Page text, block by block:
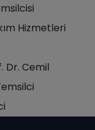
Hizmetleri
Dr. Cemil